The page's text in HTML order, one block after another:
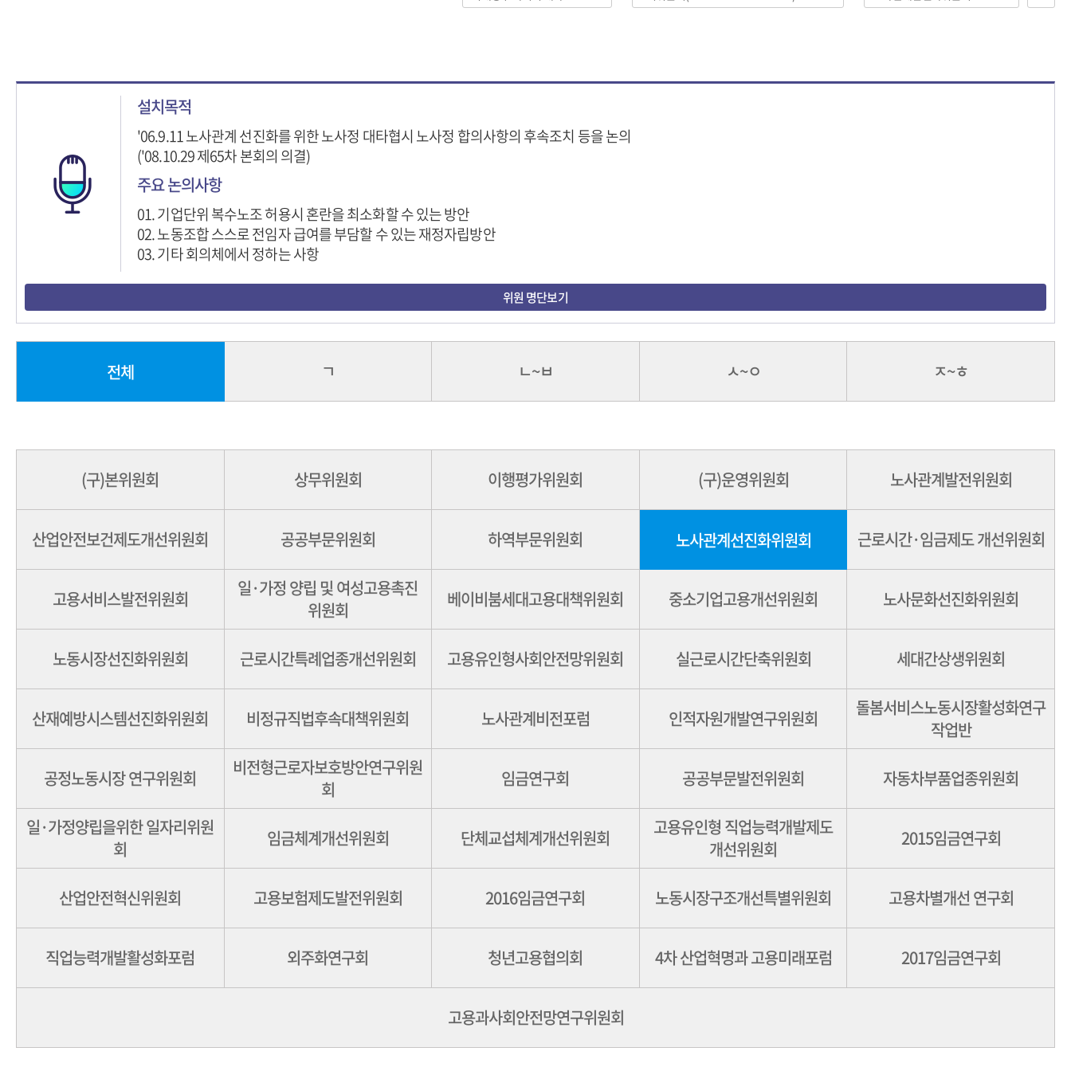
설치목적
'06.9.11 노사관계 선진화를 위한 노사정 대타협시 노사정 합의사항의 후속조치 등을 논의
('08.10.29 제65차 본회의 의결)
주요 논의사항
01. 기업단위 복수노조 허용시 혼란을 최소화할 수 있는 방안
02. 노동조합 스스로 전임자 급여를 부담할 수 있는 재정자립방안
03. 기타 회의체에서 정하는 사항
위원 명단보기
전체 ㄱ ㄴ~ㅂ ㅅ~ㅇ ㅈ~ㅎ
(구)본위원회 상무위원회 이행평가위원회 (구)운영위원회 노사관계발전위원회
산업안전보건제도개선위원회 공공부문위원회 하역부문위원회 노사관계선진화위원회 근로시간·임금제도 개선위원회
고용서비스발전위원회
일·가정 양립 및 여성고용촉진
위원회
베이비붐세대고용대책위원회 중소기업고용개선위원회 노사문화선진화위원회
노동시장선진화위원회 근로시간특례업종개선위원회 고용유인형사회안전망위원회 실근로시간단축위원회 세대간상생위원회
산재예방시스템선진화위원회 비정규직법후속대책위원회 노사관계비전포럼 인적자원개발연구위원회
돌봄서비스노동시장활성화연구
작업반
공정노동시장 연구위원회
비전형근로자보호방안연구위원
회
임금연구회 공공부문발전위원회 자동차부품업종위원회
일·가정양립을위한 일자리위원
회
임금체계개선위원회 단체교섭체계개선위원회
고용유인형 직업능력개발제도
개선위원회
2015임금연구회
산업안전혁신위원회 고용보험제도발전위원회 2016임금연구회 노동시장구조개선특별위원회 고용차별개선 연구회
직업능력개발활성화포럼 외주화연구회 청년고용협의회 4차 산업혁명과 고용미래포럼 2017임금연구회
고용과사회안전망연구위원회